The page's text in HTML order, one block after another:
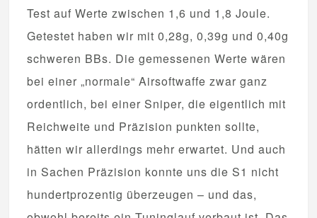
Test auf Werte zwischen 1,6 und 1,8 Joule.
Getestet haben wir mit 0,28g, 0,39g und 0,40g
schweren BBs. Die gemessenen Werte wären
bei einer „normale“ Airsoftwaffe zwar ganz
ordentlich, bei einer Sniper, die eigentlich mit
Reichweite und Präzision punkten sollte,
hätten wir allerdings mehr erwartet. Und auch
in Sachen Präzision konnte uns die S1 nicht
hundertprozentig überzeugen – und das,